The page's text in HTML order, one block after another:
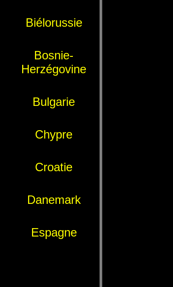
Biélorussie
Bosnie-
Herzégovine
Bulgarie
Chypre
Croatie
Danemark
Espagne